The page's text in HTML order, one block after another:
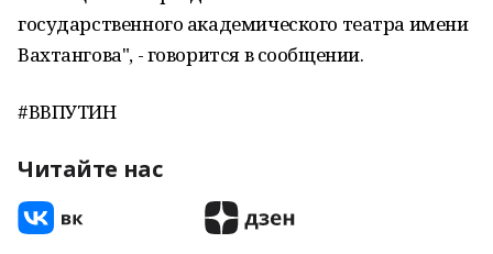
государственного академического театра имени
Вахтангова", - говорится в сообщении.
#ВВПУТИН
Читайте нас